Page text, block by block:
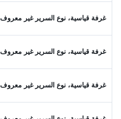
غرفة قياسية، نوع السرير غير معروف
غرفة قياسية، نوع السرير غير معروف
غرفة قياسية، نوع السرير غير معروف